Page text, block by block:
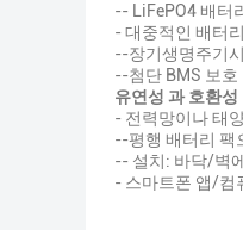
-- LiFePO4 배터
- 대중적인 배터
--장기생명주기
--첨단 BMS 보호
유연성 과 호환성
- 전력망이나 태
--평행 배터리 팩
-- 설치: 바닥/벽
- 스마트폰 앱/컴